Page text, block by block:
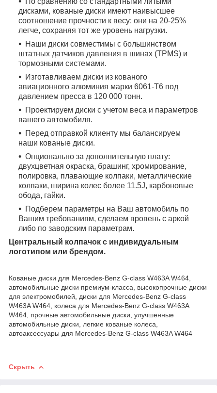
дисками, кованые диски имеют наивысшее
соотношение прочности к весу: они на 20-25%
легче, сохраняя тот же уровень нагрузки.
Наши диски совместимы с большинством
штатных датчиков давления в шинах (TPMS) и
тормозными системами.
Изготавливаем диски из кованого
авиационного алюминия марки 6061-T6 под
давлением пресса в 120 000 тонн.
Проектируем диски с учетом веса и параметров
вашего автомобиля.
Перед отправкой клиенту мы балансируем
наши кованые диски.
Опционально за дополнительную плату:
двухцветная окраска, брашинг, хромирование,
полировка, плавающие колпаки, металлические
колпаки, ширина колес более 11.5J, карбоновые
обода, гайки.
Подберем параметры на Ваш автомобиль по
Вашим требованиям, сделаем вровень с аркой
либо по заводским параметрам.
Центральный колпачок с индивидуальным
логотипом или брендом.
Кованые диски для Mercedes-Benz G-class W463A W464,
автомобильные диски премиум-класса, высокопрочные диски
для электромобилей, диски для Mercedes-Benz G-class
W463A W464, колеса для Mercedes-Benz G-class W463A
W464, прочные автомобильные диски, улучшенные
автомобильные диски, легкие кованые колеса,
автоаксессуары для Mercedes-Benz G-class W463A W464
Скрыть